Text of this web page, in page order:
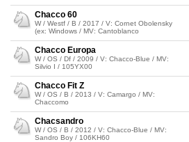
Chacco 60
W / Westf / B / 2017 / V: Cornet Obolensky
(ex: Windows / MV: Cantoblanco
Chacco Europa
W / OS / Df / 2009 / V: Chacco-Blue / MV:
Silvio I / 105YX00
Chacco Fit Z
W / OS / B / 2013 / V: Camargo / MV:
Chaccomo
Chacsandro
W / OS / B / 2012 / V: Chacco-Blue / MV:
Sandro Boy / 106KH60